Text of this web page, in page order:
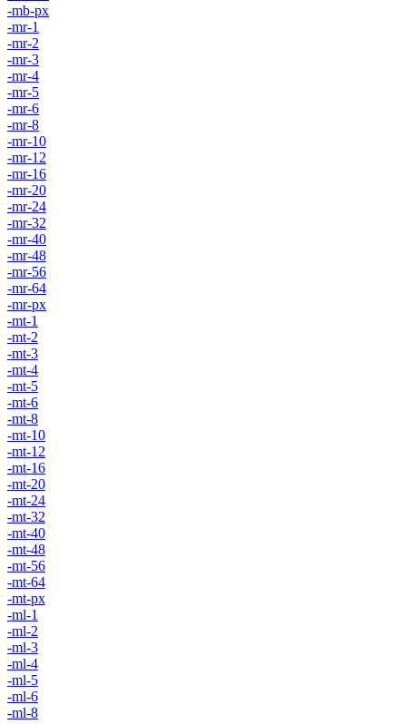
-mb-px
-mr-1
-mr-2
-mr-3
-mr-4
-mr-5
-mr-6
-mr-8
-mr-10
-mr-12
-mr-16
-mr-20
-mr-24
-mr-32
-mr-40
-mr-48
-mr-56
-mr-64
-mr-px
-mt-1
-mt-2
-mt-3
-mt-4
-mt-5
-mt-6
-mt-8
-mt-10
-mt-12
-mt-16
-mt-20
-mt-24
-mt-32
-mt-40
-mt-48
-mt-56
-mt-64
-mt-px
-ml-1
-ml-2
-ml-3
-ml-4
-ml-5
-ml-6
-ml-8